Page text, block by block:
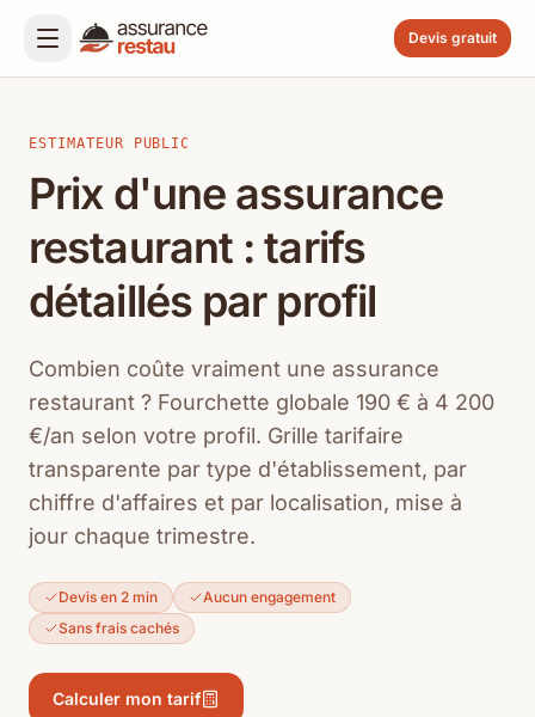
Devis gratuit
ESTIMATEUR PUBLIC
Prix d'une assurance
restaurant : tarifs
détaillés par profil
Combien coûte vraiment une assurance
restaurant ? Fourchette globale 190 € à 4 200
€/an selon votre profil. Grille tarifaire
transparente par type d'établissement, par
chiffre d'affaires et par localisation, mise à
jour chaque trimestre.
Devis en 2 min
Aucun engagement
Sans frais cachés
Calculer mon tarif